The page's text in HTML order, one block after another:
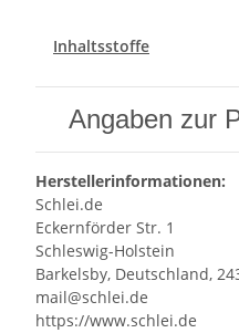
Inhaltsstoffe
Angaben zur
Herstellerinformationen:
Schlei.de
Eckernförder Str. 1
Schleswig-Holstein
Barkelsby, Deutschland,
mail@schlei.de
https://www.schlei.de